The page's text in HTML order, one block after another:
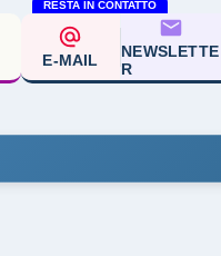
RESTA IN CONTATTO
E-MAIL
NEWSLETTE
R